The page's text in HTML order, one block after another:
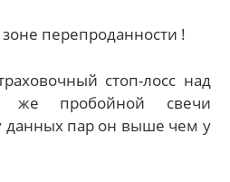
зоне перепроданности !
стоп-лосс над
же пробойной свечи
данных пар он выше чем у